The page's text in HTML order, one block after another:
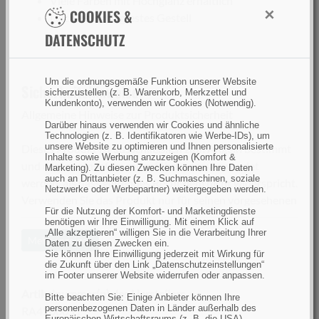
COOKIES &
DATENSCHUTZ
×
Um die ordnungsgemäße Funktion unserer Website
sicherzustellen (z. B. Warenkorb, Merkzettel und
Kundenkonto), verwenden wir Cookies (Notwendig).
Darüber hinaus verwenden wir Cookies und ähnliche
Technologien (z. B. Identifikatoren wie Werbe-IDs), um
unsere Website zu optimieren und Ihnen personalisierte
Inhalte sowie Werbung anzuzeigen (Komfort &
Marketing). Zu diesen Zwecken können Ihre Daten
auch an Drittanbieter (z. B. Suchmaschinen, soziale
Netzwerke oder Werbepartner) weitergegeben werden.
Für die Nutzung der Komfort- und Marketingdienste
benötigen wir Ihre Einwilligung. Mit einem Klick auf
„Alle akzeptieren“ willigen Sie in die Verarbeitung Ihrer
Daten zu diesen Zwecken ein.
Sie können Ihre Einwilligung jederzeit mit Wirkung für
die Zukunft über den Link „Datenschutzeinstellungen“
im Footer unserer Website widerrufen oder anpassen.
Bitte beachten Sie: Einige Anbieter können Ihre
personenbezogenen Daten in Länder außerhalb des
Leichtes, schlagfestes Gestell
Sicherheitshinweise:
Dieses Produkt ist ausschließlich zum Angeln bestimmt
und darf nur insofern mitgeführt oder verwendet
werden, als dass geltendes Recht dem nicht widerspricht.
Zweck und folgen Sie den zugehörigen Anweisungen.
Dieses Produkt ist kein Spielzeug. Bewahren Sie das
Produkt außerhalb der Reichweite von
unbeaufsichtigten Kindern oder Haustieren auf. Das
Produkt, einzelne Komponenten oder Teile dessen
können mitunter verschluckt werden. Es besteht
Mehr anzeigen
Artikelnummer(n) des Herstellers
RA4200051